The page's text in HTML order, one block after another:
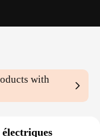
with
électriques